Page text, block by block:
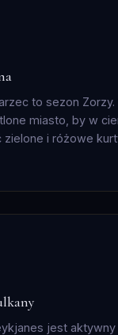
to sezon
miasto, by w
zielone i różowe
jest aktywny